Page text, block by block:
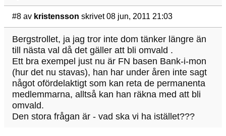
#8 av kristensson skrivet 08 jun, 2011 21:03
Bergstrollet, ja jag tror inte dom tänker längre än
till nästa val då det gäller att bli omvald .
Ett bra exempel just nu är FN basen Bank-i-mon
(hur det nu stavas), han har under åren inte sagt
något ofördelaktigt som kan reta de permanenta
medlemmarna, alltså kan han räkna med att bli
omvald.
Den stora frågan är - vad ska vi ha istället???